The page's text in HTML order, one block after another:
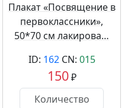
Плакат «Посвящение в
первоклассники»,
50*70 см лакирова…
ID: 162CN: 015
150₽